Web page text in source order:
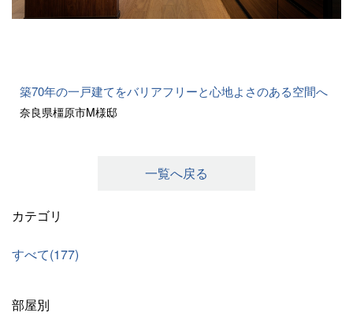
築70年の一戸建てをバリアフリーと心地よさのある空間へ
奈良県橿原市M様邸
一覧へ戻る
カテゴリ
すべて(177)
部屋別